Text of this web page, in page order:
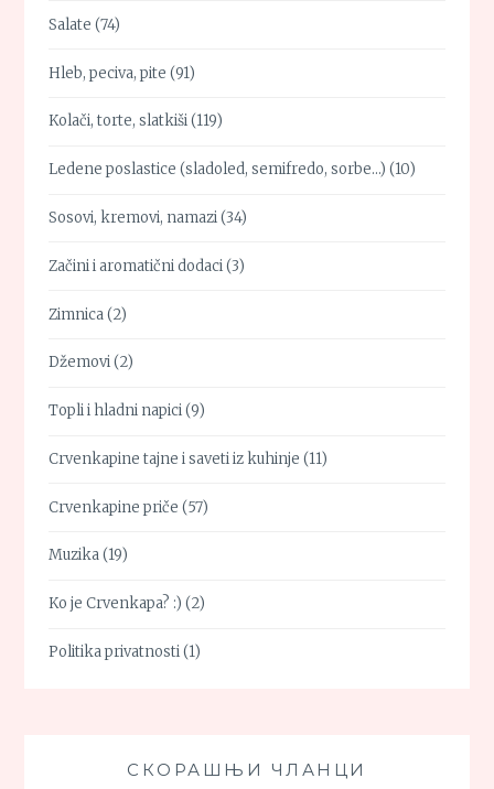
Salate (74)
Hleb, peciva, pite (91)
Kolači, torte, slatkiši(119)
Ledene poslastice (sladoled, semifredo, sorbe…) (10)
Sosovi, kremovi, namazi(34)
Začini i aromatični dodaci(3)
Zimnica(2)
Džemovi(2)
Topli i hladni napici(9)
Crvenkapine tajne i saveti iz kuhinje (11)
Crvenkapine priče (57)
Muzika(19)
Ko je Crvenkapa? :) (2)
Politika privatnosti(1)
СКОРАШЊИ ЧЛАНЦИ